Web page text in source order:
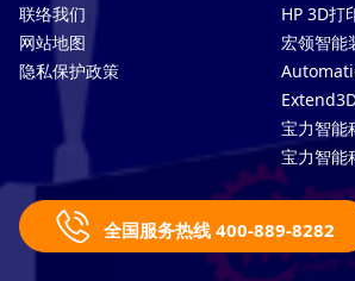
联络我们
网站地图
隐私保护政策
HP 3D打
宏领智能
宝力智能
宝力智能
全国服务热线 400-889-8282